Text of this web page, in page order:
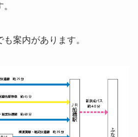
も案内があります。